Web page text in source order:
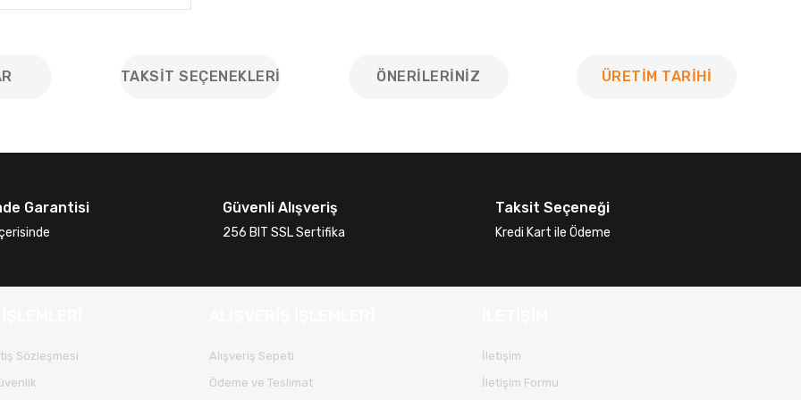
TAKSIT SEÇENEKLERI ÖNERILERINIZ ÜRETİM TARİHİ
Garantisi Güvenli Alışveriş
256 BIT SSL Sertifika
Taksit Seçeneği
Kredi Kart ile Ödeme
Sözleşmesi
Alışveriş Sepeti
Ödeme ve Teslimat
İletişim
İletişim Formu